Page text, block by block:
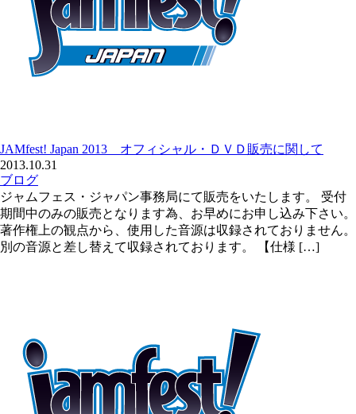
JAMfest! Japan 2013 オフィシャル・ＤＶＤ販売に関して
2013.10.31
ブログ
ジャムフェス・ジャパン事務局にて販売をいたします。 受付
期間中のみの販売となります為、お早めにお申し込み下さい。
著作権上の観点から、使用した音源は収録されておりません。
別の音源と差し替えて収録されております。 【仕様 […]